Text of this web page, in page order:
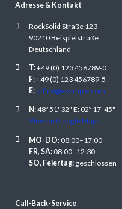
Adresse & Kontakt
RockSolid Straße 123
90210 Beispielstraße
Deutschland
T:+49 (0) 123 456789-0
F:+49 (0) 123 456789-5
E: office@example.com
N:48º 51' 32" E: 02º 17' 45"
View on Google Maps
MO-DO:08:00–17:00
FR, SA:08:00–12:30
SO, Feiertag:geschlossen
Call-Back-Service